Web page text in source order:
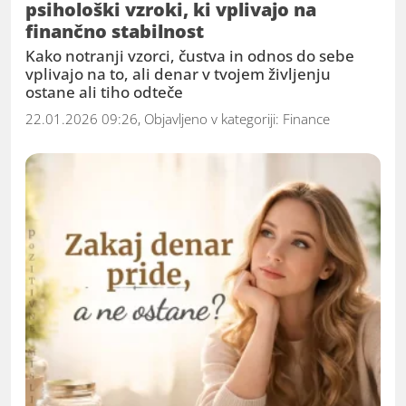
psihološki vzroki, ki vplivajo na
finančno stabilnost
Kako notranji vzorci, čustva in odnos do sebe
vplivajo na to, ali denar v tvojem življenju
ostane ali tiho odteče
22.01.2026 09:26, Objavljeno v kategoriji: Finance